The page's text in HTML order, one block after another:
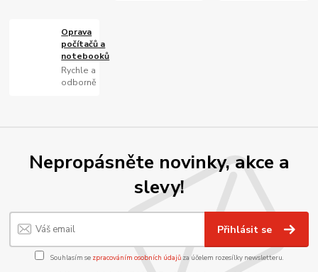
Oprava
počítačů a
notebooků
Rychle a
odborně
Nepropásněte novinky, akce a
slevy!
Přihlásit se
Souhlasím se zpracováním osobních údajůza účelem rozesílky newsletteru.